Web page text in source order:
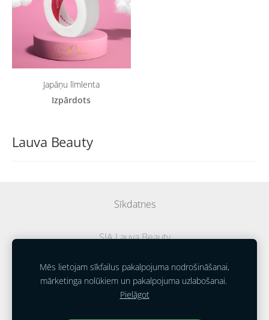
Lauva Beauty
Japāņu līmlenta
Izpārdots
Sīkdatnes
SIA Lauva Beauty
Jelgava, Latvija
CEO Laima Seleviča +371 28622573
Mēs lietojam sīkfailus pakalpojuma nodrošināšanai,
mārketinga nolūkiem un pakalpojuma uzlabošanai.
Pielāgot